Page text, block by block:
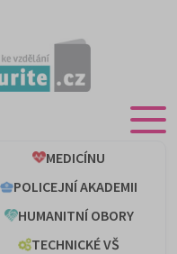
MEDICÍNU
POLICEJNÍ AKADEMII
HUMANITNÍ OBORY
TECHNICKÉ VŠ